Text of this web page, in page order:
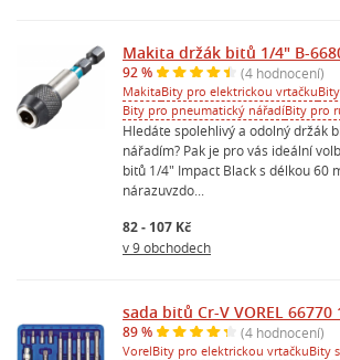
Makita držák bitů 1/4" B-
92 % (4 hodnocení)
MakitaBity pro elektrickou vrtačku
Bity pro pneumatický nářadíBity pro
Hledáte spolehlivý a odolný držák
nářadím? Pak je pro vás ideální
bitů 1/4" Impact Black s délkou 60
nárazuvzdo...
82 - 107 Kč
v 9 obchodech
sada bitů Cr-V VOREL 66770
89 % (4 hodnocení)
VorelBity pro elektrickou vrtačkuBity